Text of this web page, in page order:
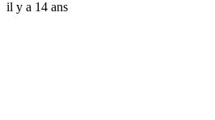
il y a 14 ans